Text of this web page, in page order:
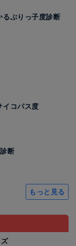
るぶりっ子度診断
イコパス度
断
もっと見る